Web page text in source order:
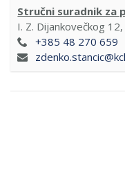
Stručni suradnik za
I. Z. Dijankovečkog
+385 48 270 659